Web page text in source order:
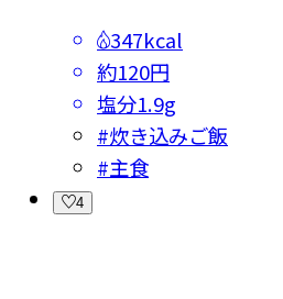
347kcal
約120円
塩分1.9g
#炊き込みご飯
#主食
4